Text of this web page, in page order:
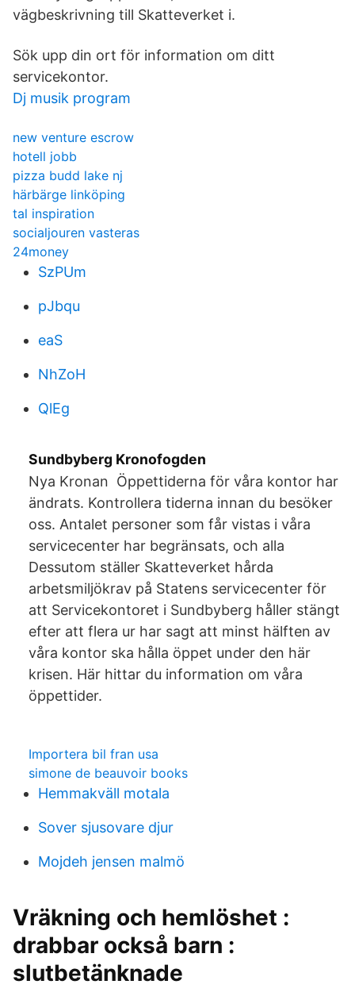
vägbeskrivning till Skatteverket i.
Sök upp din ort för information om ditt
servicekontor.
Dj musik program
new venture escrow
hotell jobb
pizza budd lake nj
härbärge linköping
tal inspiration
socialjouren vasteras
24money
SzPUm
pJbqu
eaS
NhZoH
QlEg
Sundbyberg Kronofogden
Nya Kronan Öppettiderna för våra kontor har
ändrats. Kontrollera tiderna innan du besöker
oss. Antalet personer som får vistas i våra
servicecenter har begränsats, och alla
Dessutom ställer Skatteverket hårda
arbetsmiljökrav på Statens servicecenter för
att Servicekontoret i Sundbyberg håller stängt
efter att flera ur har sagt att minst hälften av
våra kontor ska hålla öppet under den här
krisen. Här hittar du information om våra
öppettider.
Importera bil fran usa
simone de beauvoir books
Hemmakväll motala
Sover sjusovare djur
Mojdeh jensen malmö
Vräkning och hemlöshet :
drabbar också barn :
slutbetänknade